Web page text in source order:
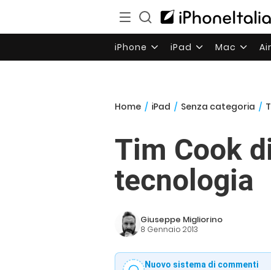
iPhone iPad Mac
Home / iPad / Senza categoria /
Tim Cook
tecnologia
Giuseppe Migliorino
8 Gennaio 2013
Nuovo sistema di commenti